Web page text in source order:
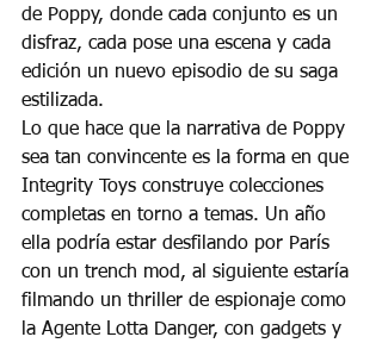
de Poppy, donde cada conjunto es un
disfraz, cada pose una escena y cada
edición un nuevo episodio de su saga
estilizada.
Lo que hace que la narrativa de Poppy
sea tan convincente es la forma en que
Integrity Toys construye colecciones
completas en torno a temas. Un año
ella podría estar desfilando por París
con un trench mod, al siguiente estaría
filmando un thriller de espionaje como
la Agente Lotta Danger, con gadgets y